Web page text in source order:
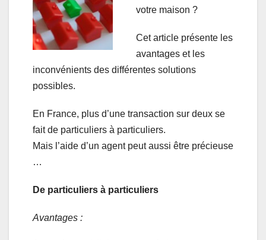
votre maison ?
Cet article présente les
avantages et les
inconvénients des différentes solutions
possibles.
En France, plus d’une transaction sur deux se
fait de particuliers à particuliers.
Mais l’aide d’un agent peut aussi être précieuse
…
De particuliers à particuliers
Avantages :